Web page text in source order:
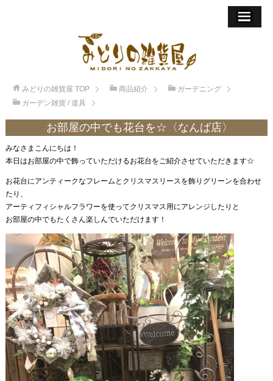
みどりの雑貨屋 TOP 商品紹介
ガーデニング
ガーデン雑貨 / 道具
お部屋の中でも花台を☆〈なんば店〉
みなさまこんにちは！
本日はお部屋の中で飾っていただけるお花台をご紹介させていただきます☆
お花台にアンティークなフレームとクリスマスリースを飾りグリーンを合わせ
たり、
アーティフィシャルフラワーを使ってクリスマス用にアレンジしたりと
お部屋の中でもたくさん楽しんでいただけます！